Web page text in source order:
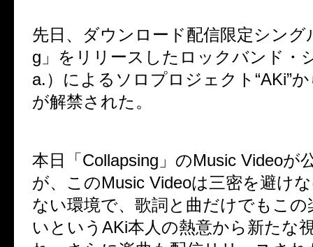
先日、ダウンロード配信限定シング
g 」をリリースしたロックバンド・
a.）による ソロプロジェクト“AKi”
が解禁された。
本日「 Collapsing 」のMusic Videoが
が、このMusic Videoは三密を避け
ない環境で、 歌詞と曲だけでもこの
いという AKi本人の熱意から新たな